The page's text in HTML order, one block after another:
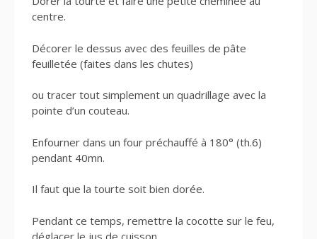
centre.
Décorer le dessus avec des feuilles de pâte
feuilletée (faites dans les chutes)
ou tracer tout simplement un quadrillage avec la
pointe d’un couteau.
Enfourner dans un four préchauffé à 180° (th.6)
pendant 40mn.
Il faut que la tourte soit bien dorée.
Pendant ce temps, remettre la cocotte sur le feu,
déglacer le jus de cuisson